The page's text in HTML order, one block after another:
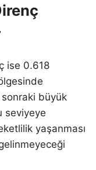
ise 0.618
büyük
seviyeye
yaşanması